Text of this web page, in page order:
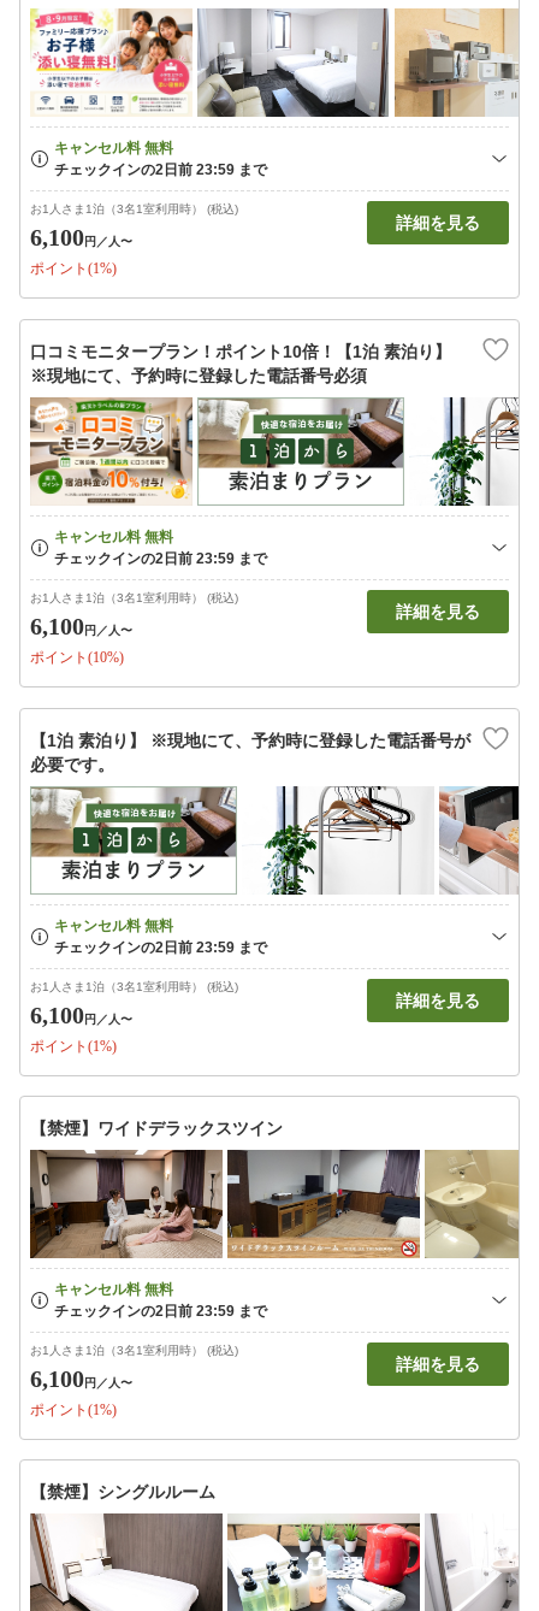
お1人さま1泊（3名1室利用時） (税込)
6,100円 ／人〜
ポイント(1%)
詳細を見る
口コミモニタープラン！ポイント10倍！【1泊 素泊り】
※現地にて、予約時に登録した電話番号必須
お1人さま1泊（3名1室利用時） (税込)
6,100円 ／人〜
ポイント(10%)
詳細を見る
【1泊 素泊り】 ※現地にて、予約時に登録した電話番号が
必要です。
お1人さま1泊（3名1室利用時） (税込)
6,100円 ／人〜
ポイント(1%)
詳細を見る
【禁煙】ワイドデラックスツイン
お1人さま1泊（3名1室利用時） (税込)
6,100円 ／人〜
ポイント(1%)
詳細を見る
【禁煙】シングルルーム